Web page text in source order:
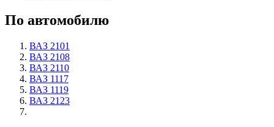
По автомобилю
ВАЗ 2101
ВАЗ 2108
ВАЗ 2110
ВАЗ 1117
ВАЗ 1119
ВАЗ 2123